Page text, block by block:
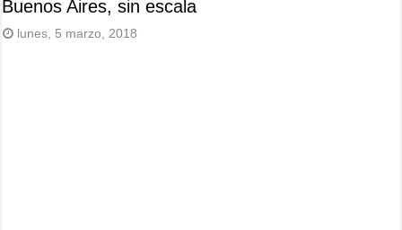
Buenos Aires, sin escala
lunes, 5 marzo, 2018